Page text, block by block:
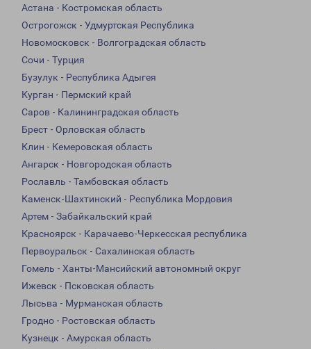
Астана - Костромская область
Острогожск - Удмуртская Республика
Новомосковск - Волгоградская область
Сочи - Турция
Бузулук - Республика Адыгея
Курган - Пермский край
Саров - Калининградская область
Брест - Орловская область
Клин - Кемеровская область
Ангарск - Новгородская область
Рославль - Тамбовская область
Каменск-Шахтинский - Республика Мордовия
Артем - Забайкальский край
Красноярск - Карачаево-Черкесская республика
Первоуральск - Сахалинская область
Гомель - Ханты-Мансийский автономный округ
Ижевск - Псковская область
Лысьва - Мурманская область
Гродно - Ростовская область
Кузнецк - Амурская область